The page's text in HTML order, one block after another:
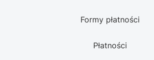
Formy płatności
Płatności